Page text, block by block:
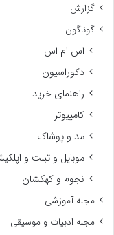
گزارش
گوناگون
اس ام اس
دکوراسیون
راهنمای خرید
کامپیوتر
مد و پوشاک
موبایل و تبلت و
نجوم و کهکشان
مجله آموزشی
مجله ادبیات و موسیقی